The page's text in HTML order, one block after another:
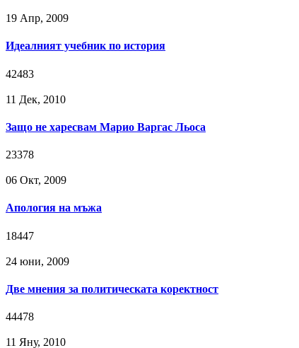
19 Апр, 2009
Идеалният учебник по история
42483
11 Дек, 2010
Защо не харесвам Марио Варгас Льоса
23378
06 Окт, 2009
Апология на мъжа
18447
24 юни, 2009
Две мнения за политическата коректност
44478
11 Яну, 2010